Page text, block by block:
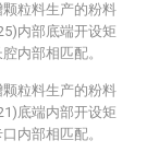
粒料生产的粉料
内部底端开设矩
内部相匹配。
粒料生产的粉料
底端内部开设矩
内部相匹配。